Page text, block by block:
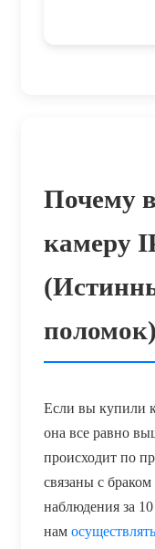
Почему
камеру
поломок)
Если вы купили
она все равно
происходит по
связаны с
наблюдения за
нам